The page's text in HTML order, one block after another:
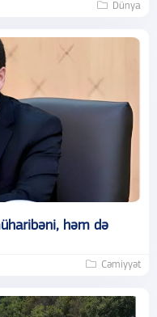
Dünya
həm də
Cəmiyyət